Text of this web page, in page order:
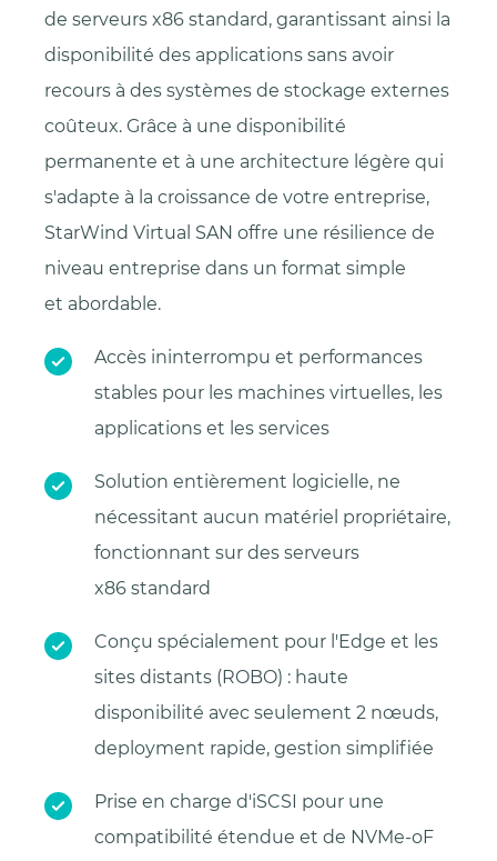
de serveurs x86 standard, garantissant ainsi la
disponibilité des applications sans avoir
recours à des systèmes de stockage externes
coûteux. Grâce à une disponibilité
permanente et à une architecture légère qui
s'adapte à la croissance de votre entreprise,
StarWind Virtual SAN offre une résilience de
niveau entreprise dans un format simple
et abordable.
Accès ininterrompu et performances
stables pour les machines virtuelles, les
applications et les services
Solution entièrement logicielle, ne
nécessitant aucun matériel propriétaire,
fonctionnant sur des serveurs
x86 standard
Conçu spécialement pour l'Edge et les
sites distants (ROBO) : haute
disponibilité avec seulement 2 nœuds,
deployment rapide, gestion simplifiée
Prise en charge d'iSCSI pour une
compatibilité étendue et de NVMe-oF